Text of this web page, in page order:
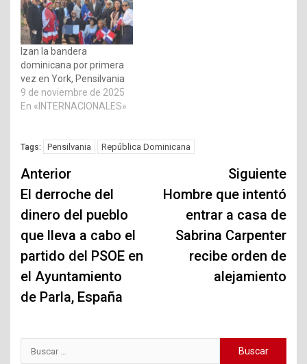
Izan la bandera
dominicana por primera
vez en York, Pensilvania
9 de noviembre de 2025
En «INTERNACIONALES»
Tags: Pensilvania República Dominicana
Navegación
de
entradas
Anterior
El derroche del
dinero del pueblo
que lleva a cabo el
partido del PSOE en
el Ayuntamiento
de Parla, España
Siguiente
Hombre que intentó
entrar a casa de
Sabrina Carpenter
recibe orden de
alejamiento
Buscar: